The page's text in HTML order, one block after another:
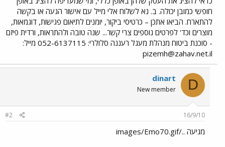
חופשי כמובן יכולה. ב. נא לשלוח אלי מייל עם אישור הגעה או בקשה
להתארח. הביאו אתכן – כרטיסי ביקור, יומנים לתיאום פגישות, דוגמאות,
מוצרים וכד' לפרטים נוספים צרי קשר... שנה טובה ולהתראות, ורדית פיזם
- סוכנת ביטוח מנהלת מעגל רעננה סלולרי: 052-6137115 מייל:
pizemh@zahav.net.il
D
dinart
New member
16/9/10
#2
מגיעה ../images/Emo70.gif